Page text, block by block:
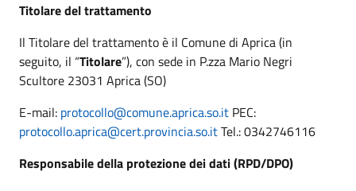
Titolare del trattamento
Il Titolare del trattamento è il Comune di Aprica (in
seguito, il “Titolare”), con sede in P.zza Mario Negri
Scultore 23031 Aprica (SO)
E-mail: protocollo@comune.aprica.so.it PEC:
protocollo.aprica@cert.provincia.so.itTel.: 0342746116
Responsabile della protezione dei dati (RPD/DPO)